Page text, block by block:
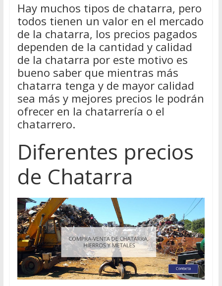
Hay muchos tipos de chatarra, pero
todos tienen un valor en el mercado
de la chatarra, los precios pagados
dependen de la cantidad y calidad
de la chatarra por este motivo es
bueno saber que mientras más
chatarra tenga y de mayor calidad
sea más y mejores precios le podrán
ofrecer en la chatarrería o el
chatarrero.
Diferentes precios
de Chatarra